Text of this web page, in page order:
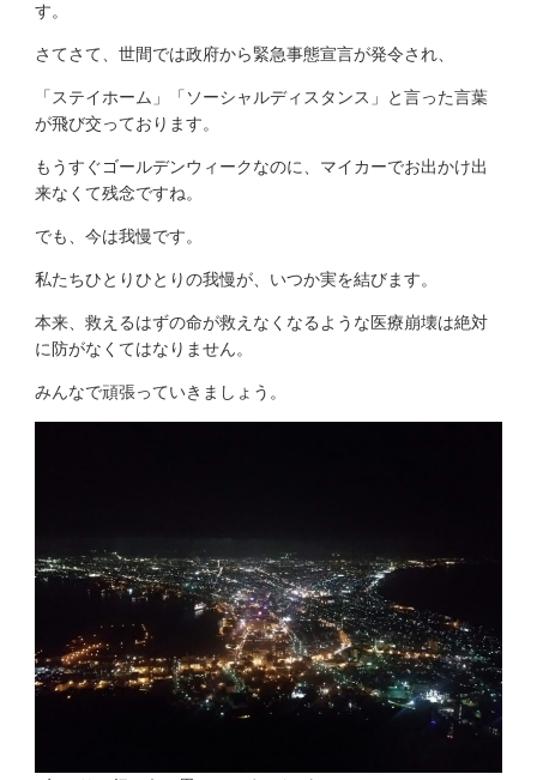
す。
さてさて、世間では政府から緊急事態宣言が発令され、
「ステイホーム」「ソーシャルディスタンス」と言った言葉
が飛び交っております。
もうすぐゴールデンウィークなのに、マイカーでお出かけ出
来なくて残念ですね。
でも、今は我慢です。
私たちひとりひとりの我慢が、いつか実を結びます。
本来、救えるはずの命が救えなくなるような医療崩壊は絶対
に防がなくてはなりません。
みんなで頑張っていきましょう。